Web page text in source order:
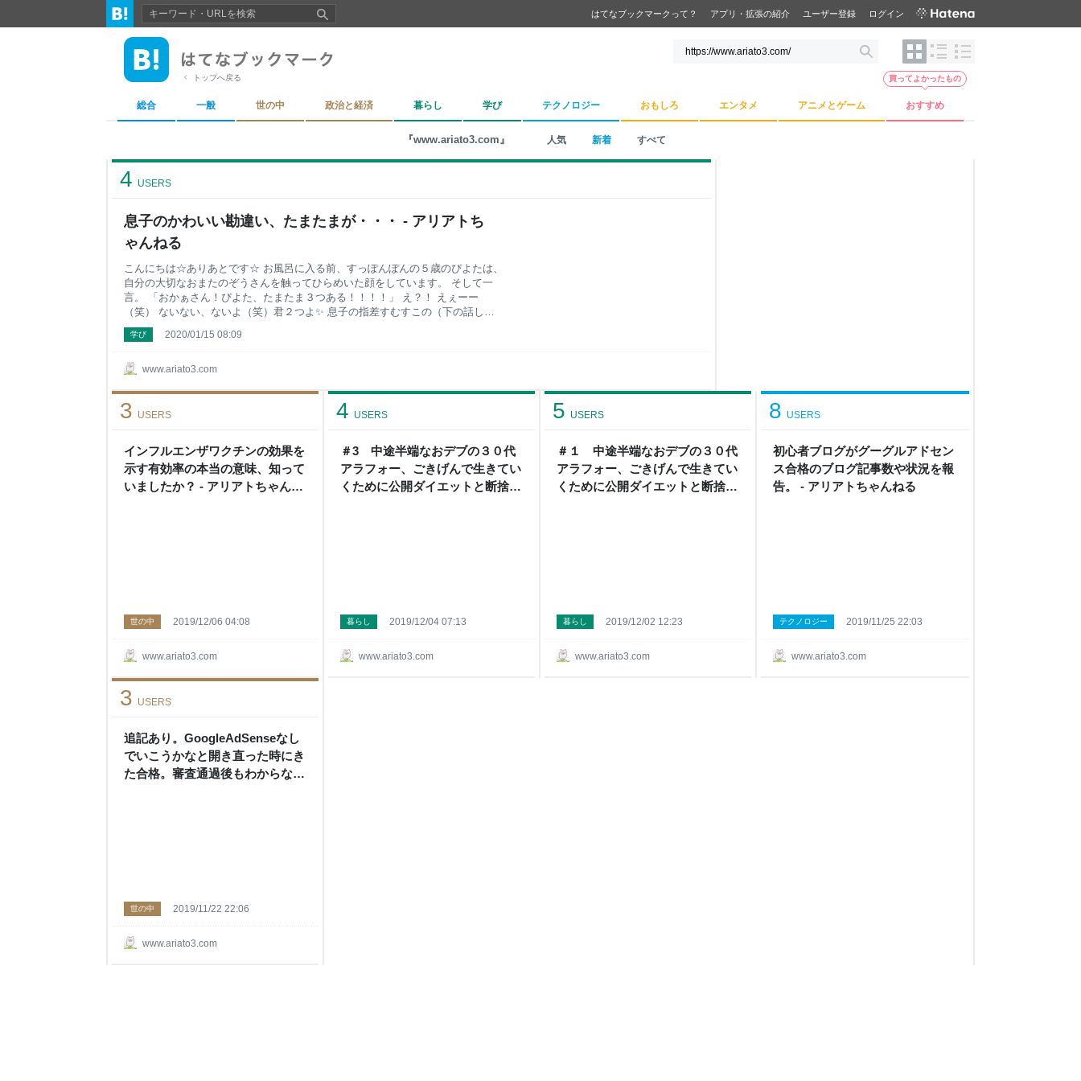
はてなブックマークって？ アプリ・拡張の紹介 ユーザー登録 ログイン
トップへ戻る
総合 一般 世の中 政治と経済 暮らし 学び テクノロジー おもしろ エンタメ アニメとゲーム おすすめ
買ってよかったもの
『www.ariato3.com』 人気 新着 すべて
息子のかわいい勘違い、たまたまが・・・ - アリアトち
ゃんねる
4 USERS
www.ariato3.com
こんにちは☆ありあとです☆ お風呂に入る前、すっぽんぽんの５歳のぴよたは、
自分の大切なおまたのぞうさんを触ってひらめいた顔をしています。 そして一
言。 「おかぁさん！ぴよた、たまたま３つある！！！！」 え？！ えぇーー
（笑） ないない、ないよ（笑）君２つよ✨ 息子の指差すむすこの（下の話しで
すいません。） たまたま３つ目は、ぞうさんのお鼻の部分。 絵本とかででてく
るローマ字の大文字のUの二重になったような、息子のおまたのぞうさん。 そう
にして、ぞうさんの鼻を指差して「見て！ほら！」 もう〜、男子最強にかわいい
ら、たまたま３つを３回心の中で唱えます。 穏やかに子育てしたいも
学び 2020/01/15 08:09
インフルエンザワクチンの効果を
示す有効率の本当の意味、知って
いましたか？ - アリアトちゃんね
3 USERS
www.ariato3.com
世の中 2019/12/06 04:08
＃3 中途半端なおデブの３０代
アラフォー、ごきげんで生きてい
くために公開ダイエットと断捨離
4 USERS
www.ariato3.com
暮らし 2019/12/04 07:13
＃１ 中途半端なおデブの３０代
アラフォー、ごきげんで生きてい
くために公開ダイエットと断捨離
5 USERS
www.ariato3.com
暮らし 2019/12/02 12:23
初心者ブログがグーグルアドセン
ス合格のブログ記事数や状況を報
告。 - アリアトちゃんねる
8 USERS
www.ariato3.com
テクノロジー 2019/11/25 22:03
追記あり。GoogleAdSenseなし
でいこうかなと開き直った時にき
た合格。審査通過後もわからない
3 USERS
www.ariato3.com
世の中 2019/11/22 22:06